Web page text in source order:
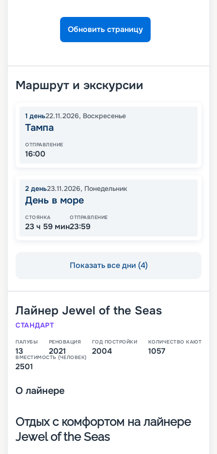
Обновить страницу
Маршрут и экскурсии
1 день22.11.2026, Воскресенье
Тампа
ОТПРАВЛЕНИЕ
16:00
2 день23.11.2026, Понедельник
День в море
СТОЯНКА
23 ч 59 мин
ОТПРАВЛЕНИЕ
23:59
Показать все дни (4)
Лайнер Jewel of the Seas
СТАНДАРТ
ПАЛУБЫ
13
РЕНОВАЦИЯ
2021
ГОД ПОСТРОЙКИ
2004
КОЛИЧЕСТВО КАЮТ
1057
ВМЕСТИМОСТЬ (ЧЕЛОВЕК)
2501
О лайнере
Отдых с комфортом на лайнере
Jewel of the Seas